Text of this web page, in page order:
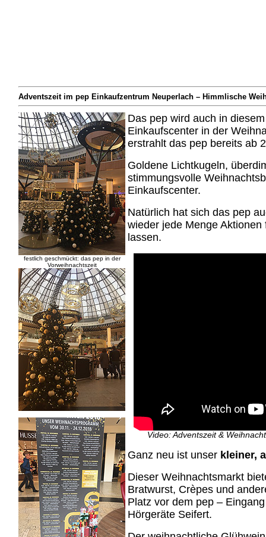
Adventszeit im pep Einkaufzentrum Neuperlach – Himmlische
festlich geschmückt: das pep in der
Vorweihnachtszeit
Das pep wird auch in
Einkaufscenter in der
erstrahlt das pep bereits ab
Goldene Lichtkugeln,
stimmungsvolle
Einkaufscenter.
Natürlich hat sich das pep
wieder jede Menge
lassen.
Video: Adventszeit &
Ganz neu ist unser kleiner,
Dieser Weihnachtsmarkt
Bratwurst, Crèpes und
Platz vor dem pep –
Hörgeräte Seifert.